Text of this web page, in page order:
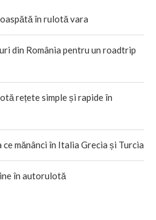
în rulotă vara
din România pentru un roadtrip
rețete simple și rapide în
mănânci în Italia Grecia și Turcia
în autorulotă